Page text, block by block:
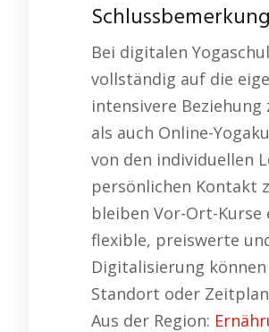
Bei digitalen
vollständig auf die
intensivere
als auch Online-
von den individuellen
persönlichen Kontakt
bleiben Vor-Ort-Kurse
flexible, preiswerte
Digitalisierung
Standort oder
Aus der Region: